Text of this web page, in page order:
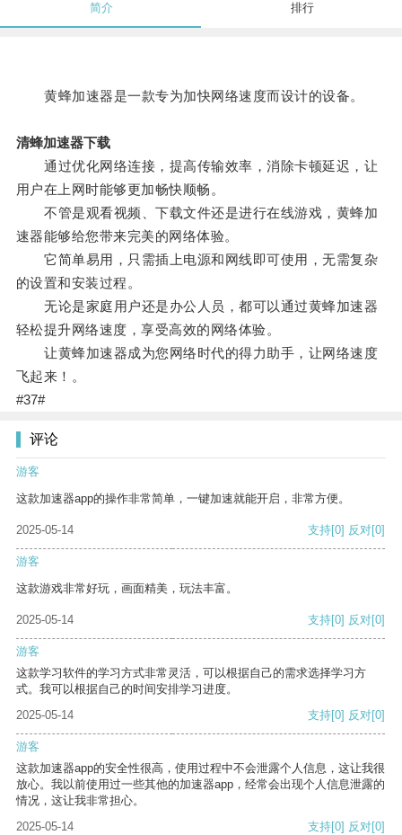
简介 排行
黄蜂加速器是一款专为加快网络速度而设计的设备。
清蜂加速器下载
通过优化网络连接，提高传输效率，消除卡顿延迟，让
用户在上网时能够更加畅快顺畅。
不管是观看视频、下载文件还是进行在线游戏，黄蜂加
速器能够给您带来完美的网络体验。
它简单易用，只需插上电源和网线即可使用，无需复杂
的设置和安装过程。
无论是家庭用户还是办公人员，都可以通过黄蜂加速器
轻松提升网络速度，享受高效的网络体验。
让黄蜂加速器成为您网络时代的得力助手，让网络速度
飞起来！。
#37#
评论
游客
这款加速器app的操作非常简单，一键加速就能开启，非常方便。
2025-05-14 支持[0] 反对[0]
游客
这款游戏非常好玩，画面精美，玩法丰富。
2025-05-14 支持[0] 反对[0]
游客
这款学习软件的学习方式非常灵活，可以根据自己的需求选择学习方
式。我可以根据自己的时间安排学习进度。
2025-05-14
支持[0] 反对[0]
游客
这款加速器app的安全性很高，使用过程中不会泄露个人信息，这让我很
放心。我以前使用过一些其他的加速器app，经常会出现个人信息泄露的
情况，这让我非常担心。
2025-05-14
支持[0] 反对[0]